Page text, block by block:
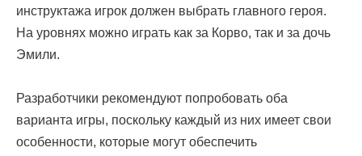
инструктажа игрок должен выбрать главного героя.
На уровнях можно играть как за Корво, так и за дочь
Эмили.
Разработчики рекомендуют попробовать оба
варианта игры, поскольку каждый из них имеет свои
особенности, которые могут обеспечить